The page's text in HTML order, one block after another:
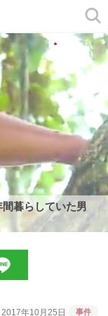
暮らしていた男
2017年10月25日 事件